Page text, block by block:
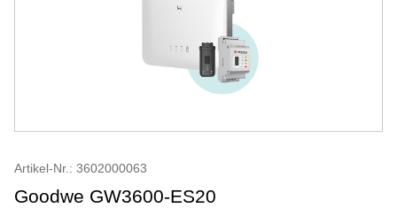
Artikel-Nr.: 3602000063
Goodwe GW3600-ES20